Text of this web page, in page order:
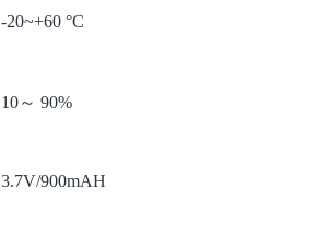
-20~+60 °C
10～ 90%
3.7V/900mAH